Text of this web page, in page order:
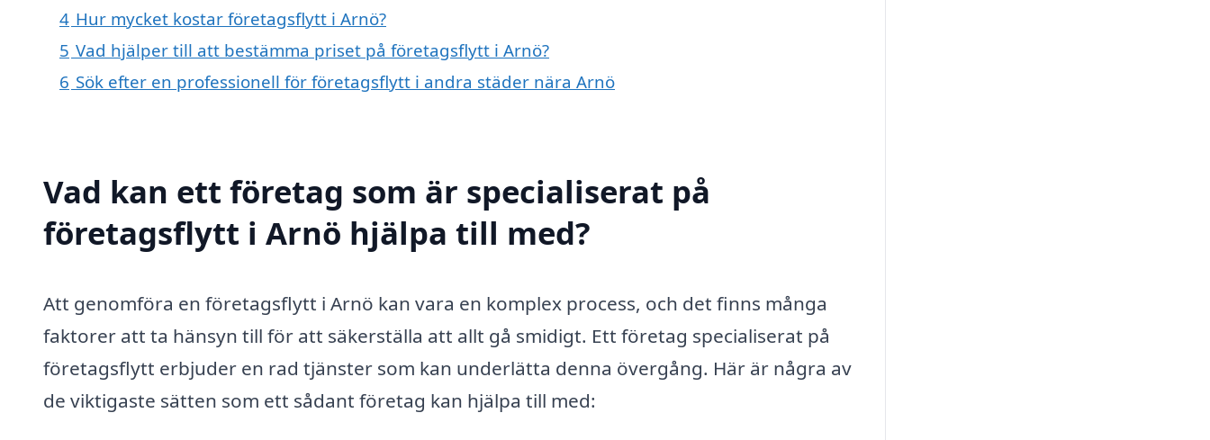
4 Hur mycket kostar företagsflytt i Arnö?
5 Vad hjälper till att bestämma priset på företagsflytt i Arnö?
6 Sök efter en professionell för företagsflytt i andra städer nära Arnö
Vad kan ett företag som är specialiserat på
företagsflytt i Arnö hjälpa till med?
Att genomföra en företagsflytt i Arnö kan vara en komplex process, och det finns många
faktorer att ta hänsyn till för att säkerställa att allt gå smidigt. Ett företag specialiserat på
företagsflytt erbjuder en rad tjänster som kan underlätta denna övergång. Här är några av
de viktigaste sätten som ett sådant företag kan hjälpa till med: